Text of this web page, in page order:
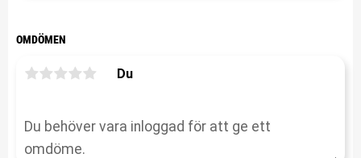
OMDÖMEN
Du